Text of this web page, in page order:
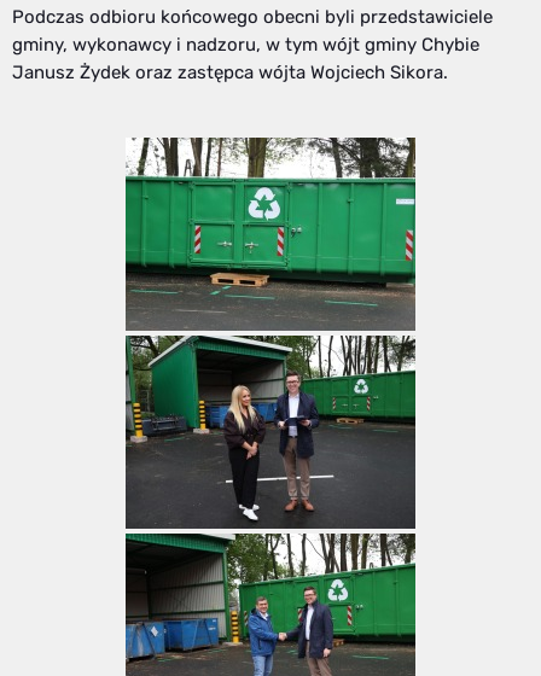
Podczas odbioru końcowego obecni byli przedstawiciele
gminy, wykonawcy i nadzoru, w tym wójt gminy Chybie
Janusz Żydek oraz zastępca wójta Wojciech Sikora.